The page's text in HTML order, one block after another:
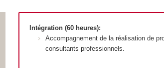
Intégration (60 heures):
Accompagnement de la réalisation de
consultants professionnels.